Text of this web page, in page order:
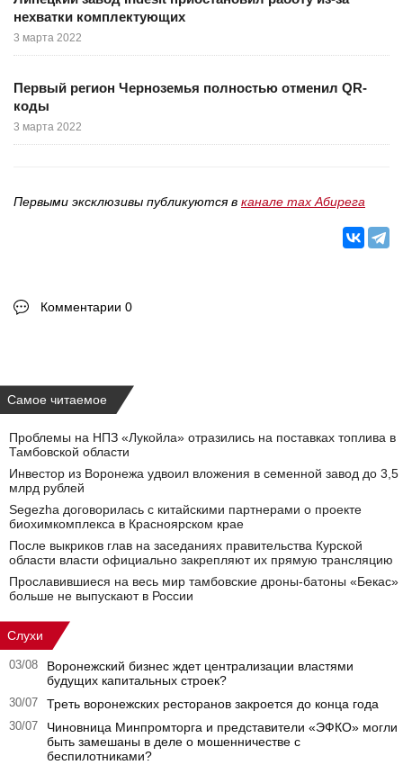
нехватки комплектующих
3 марта 2022
Первый регион Черноземья полностью отменил QR-
коды
3 марта 2022
Первыми эксклюзивы публикуются в канале max Абирега
Комментарии 0
Самое читаемое
Проблемы на НПЗ «Лукойла» отразились на поставках топлива в
Тамбовской области
Инвестор из Воронежа удвоил вложения в семенной завод до 3,5
млрд рублей
Segezha договорилась с китайскими партнерами о проекте
биохимкомплекса в Красноярском крае
После выкриков глав на заседаниях правительства Курской
области власти официально закрепляют их прямую трансляцию
Прославившиеся на весь мир тамбовские дроны-батоны «Бекас»
больше не выпускают в России
Слухи
03/08
Воронежский бизнес ждет централизации властями
будущих капитальных строек?
30/07 Треть воронежских ресторанов закроется до конца года
30/07
Чиновница Минпромторга и представители «ЭФКО» могли
быть замешаны в деле о мошенничестве с
беспилотниками?